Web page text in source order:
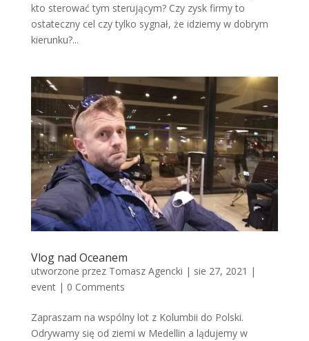
kto sterować tym sterującym? Czy zysk firmy to
ostateczny cel czy tylko sygnał, że idziemy w dobrym
kierunku?...
Vlog nad Oceanem
utworzone przez Tomasz Agencki | sie 27, 2021 |
event| 0 Comments
Zapraszam na wspólny lot z Kolumbii do Polski.
Odrywamy się od ziemi w Medellin a lądujemy w